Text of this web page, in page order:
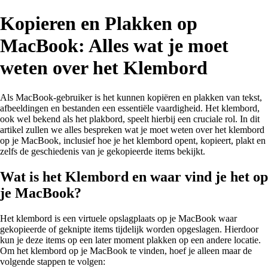
Kopieren en Plakken op
MacBook: Alles wat je moet
weten over het Klembord
Als MacBook-gebruiker is het kunnen kopiëren en plakken van tekst,
afbeeldingen en bestanden een essentiële vaardigheid. Het klembord,
ook wel bekend als het plakbord, speelt hierbij een cruciale rol. In dit
artikel zullen we alles bespreken wat je moet weten over het klembord
op je MacBook, inclusief hoe je het klembord opent, kopieert, plakt en
zelfs de geschiedenis van je gekopieerde items bekijkt.
Wat is het Klembord en waar vind je het op
je MacBook?
Het klembord is een virtuele opslagplaats op je MacBook waar
gekopieerde of geknipte items tijdelijk worden opgeslagen. Hierdoor
kun je deze items op een later moment plakken op een andere locatie.
Om het klembord op je MacBook te vinden, hoef je alleen maar de
volgende stappen te volgen: